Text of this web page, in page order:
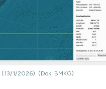
(13/1/2026). (Dok. BMKG)